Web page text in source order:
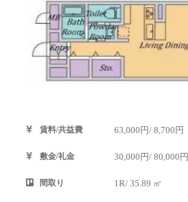
賃料/共益費 63,000円/ 8,700円
敷金/礼金 30,000円/ 80,000円
間取り 1R/ 35.89 ㎡